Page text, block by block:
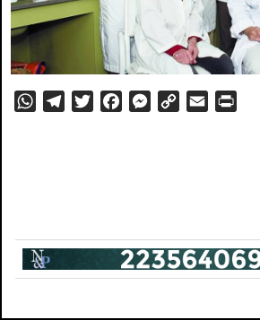
WhatsApp
TelegramTwitterFacebookMessenger
Copy
Email